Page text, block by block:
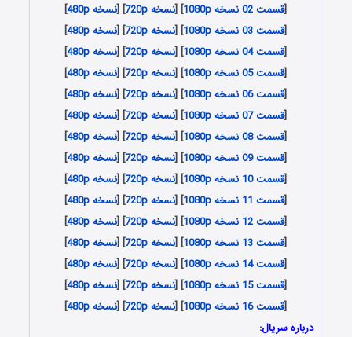
[قسمت 02 نسخه 1080p ] [نسخه 720p ] [نسخه 480p
]
[قسمت 03 نسخه 1080p ] [نسخه 720p ] [نسخه 480p
]
[قسمت 04 نسخه 1080p ] [نسخه 720p ] [نسخه 480p
]
[قسمت 05 نسخه 1080p ] [نسخه 720p ] [نسخه 480p
]
[قسمت 06 نسخه 1080p ] [نسخه 720p ] [نسخه 480p
]
[قسمت 07 نسخه 1080p ] [نسخه 720p ] [نسخه 480p
]
[قسمت 08 نسخه 1080p ] [نسخه 720p ] [نسخه 480p
]
[قسمت 09 نسخه 1080p ] [نسخه 720p ] [نسخه 480p
]
[قسمت 10 نسخه 1080p ] [نسخه 720p ] [نسخه 480p
]
[قسمت 11 نسخه 1080p ] [نسخه 720p ] [نسخه 480p
]
[قسمت 12 نسخه 1080p ] [نسخه 720p ] [نسخه 480p
]
[قسمت 13 نسخه 1080p ] [نسخه 720p ] [نسخه 480p
]
[قسمت 14 نسخه 1080p ] [نسخه 720p ] [نسخه 480p
]
[قسمت 15 نسخه 1080p ] [نسخه 720p ] [نسخه 480p
]
[قسمت 16 نسخه 1080p ] [نسخه 720p ] [نسخه 480p
]
درباره سریال: